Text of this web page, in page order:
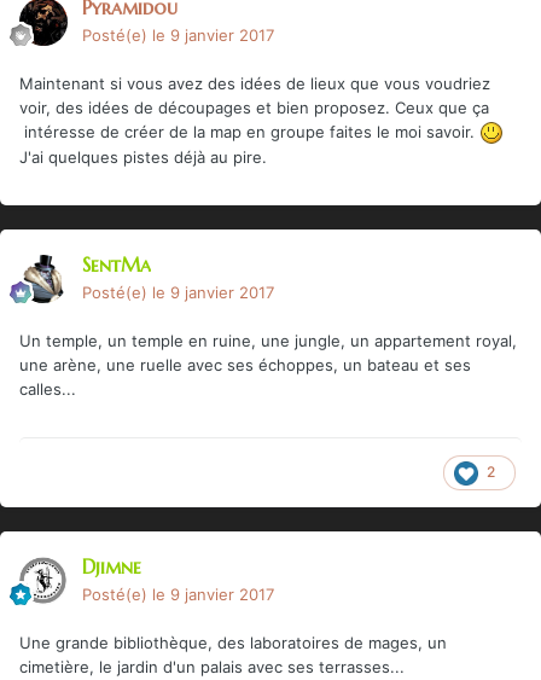
Pyramidou
Posté(e) le 9 janvier 2017
Maintenant si vous avez des idées de lieux que vous voudriez
voir, des idées de découpages et bien proposez. Ceux que ça
intéresse de créer de la map en groupe faites le moi savoir.
J'ai quelques pistes déjà au pire.
SentMa
Posté(e) le 9 janvier 2017
Un temple, un temple en ruine, une jungle, un appartement royal,
une arène, une ruelle avec ses échoppes, un bateau et ses
calles...
2
Djimne
Posté(e) le 9 janvier 2017
Une grande bibliothèque, des laboratoires de mages, un
cimetière, le jardin d'un palais avec ses terrasses...